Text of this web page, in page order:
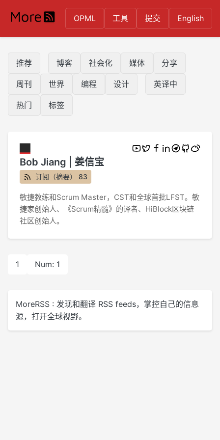
OPML 工具 提交 English
推荐 博客 社会化 媒体 分享
周刊 世界 编程 设计 英译中
热门 标签
Bob Jiang | 姜信宝
订阅（摘要） 83
敏捷教练和Scrum Master，CST和全球首批LFST。敏
捷家创始人、《Scrum精髓》的译者、HiBlock区块链
社区创始人。
1 Num: 1
MoreRSS : 发现和翻译 RSS feeds，掌控自己的信息
源，打开全球视野。